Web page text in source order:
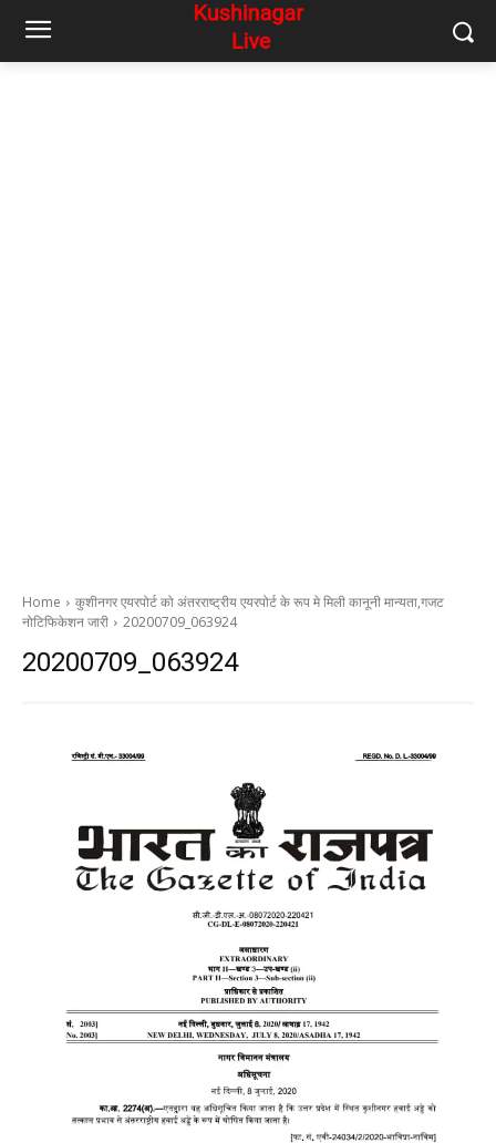
Home
कुशीनगर एयरपोर्ट को अंतरराष्ट्रीय एयरपोर्ट के रूप मे मिली कानूनी मान्यता,गजट
नोटिफिकेशन जारी
20200709_063924
20200709_063924